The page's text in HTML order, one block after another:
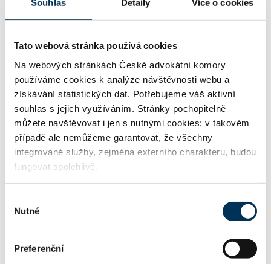
Souhlas Detaily Více o cookies
Tato webová stránka používá cookies
Na webových stránkách České advokátní komory
používáme cookies k analýze návštěvnosti webu a
získávání statistických dat. Potřebujeme váš aktivní
souhlas s jejich využíváním. Stránky pochopitelně
můžete navštěvovat i jen s nutnými cookies; v takovém
případě ale nemůžeme garantovat, že všechny
integrované služby, zejména externího charakteru, budou
fungovat spolehlivě.
souhlasu
Nutné
Preferenční
17 obchodní společnosti, družstva
28 obchodní právo mezinárodní, práva z
přepravy (CMR)
TRVALE SPOLUPRACUJE S FIRMOU
Kocián Šolc Balaštík, advokátní kancelář, s.r.o.